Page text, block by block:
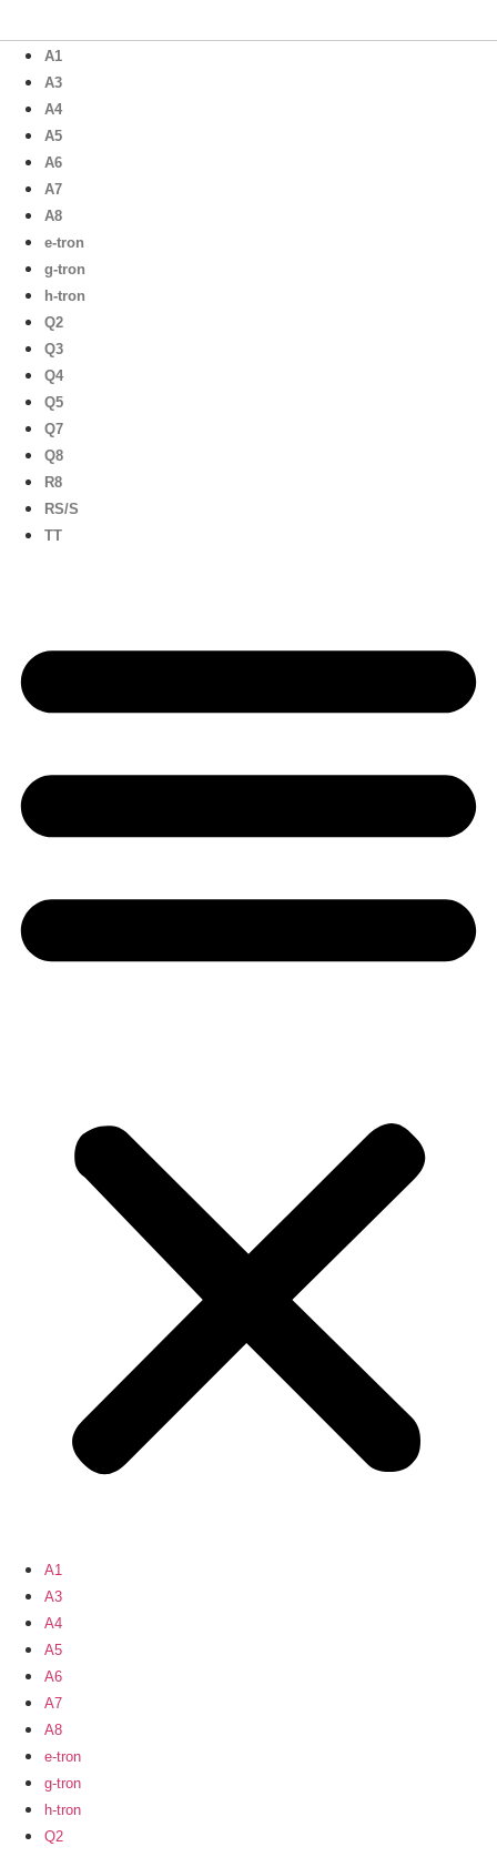
A1
A3
A4
A5
A6
A7
A8
e-tron
g-tron
h-tron
Q2
Q3
Q4
Q5
Q7
Q8
R8
RS/S
TT
A1
A3
A4
A5
A6
A7
A8
e-tron
g-tron
h-tron
Q2